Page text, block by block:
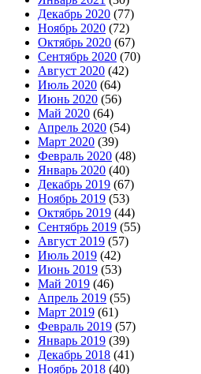
Декабрь 2020 (77)
Ноябрь 2020 (72)
Октябрь 2020 (67)
Сентябрь 2020 (70)
Август 2020 (42)
Июль 2020 (64)
Июнь 2020 (56)
Май 2020 (64)
Апрель 2020 (54)
Март 2020 (39)
Февраль 2020 (48)
Январь 2020 (40)
Декабрь 2019 (67)
Ноябрь 2019 (53)
Октябрь 2019 (44)
Сентябрь 2019 (55)
Август 2019 (57)
Июль 2019 (42)
Июнь 2019 (53)
Май 2019 (46)
Апрель 2019 (55)
Март 2019 (61)
Февраль 2019 (57)
Январь 2019 (39)
Декабрь 2018 (41)
Ноябрь 2018 (40)